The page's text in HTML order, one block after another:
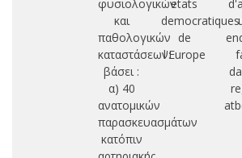
φυσιολογικών
και
παθολογικών
καταστάσεων:
βάσει :
α) 40
ανατομικών
παρασκευασμάτων
κατόπιν
etats
democratiques
de
l'Europe